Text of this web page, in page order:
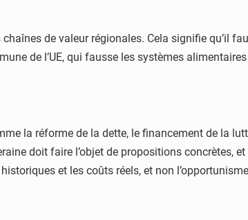
de valeur régionales. Cela signifie qu’il
de l’UE, qui fausse les systèmes
la réforme de la dette, le financement de la
doit faire l’objet de propositions concrètes,
et les coûts réels, et non